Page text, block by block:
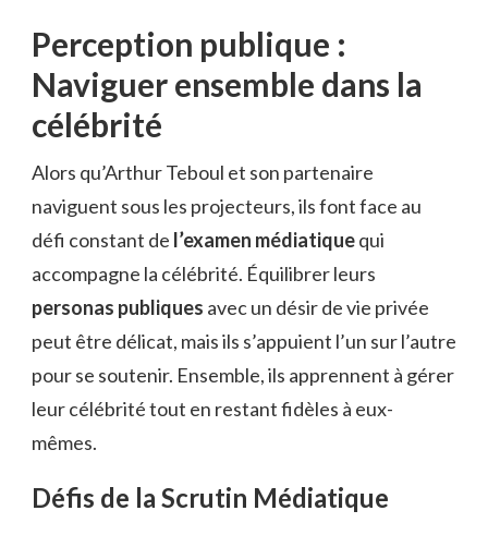
Perception publique :
Naviguer ensemble dans la
célébrité
Alors qu’Arthur Teboul et son partenaire
naviguent sous les projecteurs, ils font face au
défi constant de l’examen médiatiquequi
accompagne la célébrité. Équilibrer leurs
personas publiques avec un désir de vie privée
peut être délicat, mais ils s’appuient l’un sur l’autre
pour se soutenir. Ensemble, ils apprennent à gérer
leur célébrité tout en restant fidèles à eux-
mêmes.
Défis de la Scrutin Médiatique